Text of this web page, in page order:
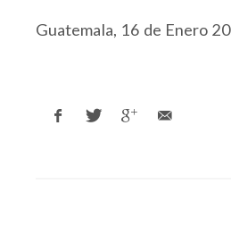
Guatemala, 16 de Enero